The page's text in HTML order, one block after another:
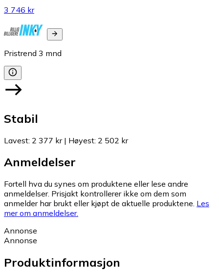
3 746 kr
Pristrend 3 mnd
Stabil
Lavest: 2 377 kr| Høyest: 2 502 kr
Anmeldelser
Fortell hva du synes om produktene eller lese andre
anmeldelser. Prisjakt kontrollerer ikke om dem som
anmelder har brukt eller kjøpt de aktuelle produktene. Les
mer om anmeldelser.
Annonse
Annonse
Produktinformasjon